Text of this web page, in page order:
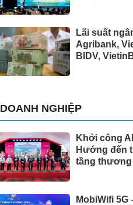
Lãi suất
Agribank,
BIDV,
DOANH NGHIỆP
Khởi công
Hướng đến
tầng thương
MobiWifi 5G